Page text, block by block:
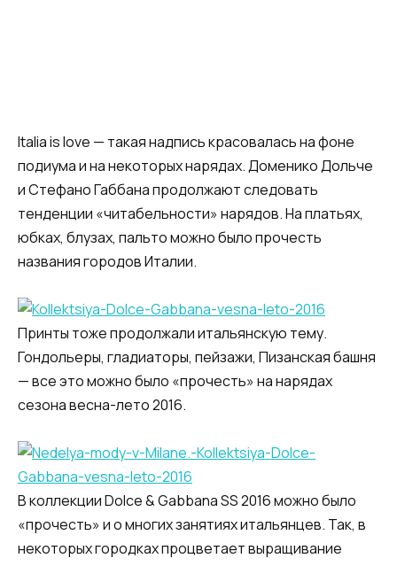
Italia is love — такая надпись красовалась на фоне
подиума и на некоторых нарядах. Доменико Дольче
и Стефано Габбана продолжают следовать
тенденции «читабельности» нарядов. На платьях,
юбках, блузах, пальто можно было прочесть
названия городов Италии.
Принты тоже продолжали итальянскую тему.
Гондольеры, гладиаторы, пейзажи, Пизанская башня
— все это можно было «прочесть» на нарядах
сезона весна-лето 2016.
В коллекции Dolce & Gabbana SS 2016 можно было
«прочесть» и о многих занятиях итальянцев. Так, в
некоторых городках процветает выращивание